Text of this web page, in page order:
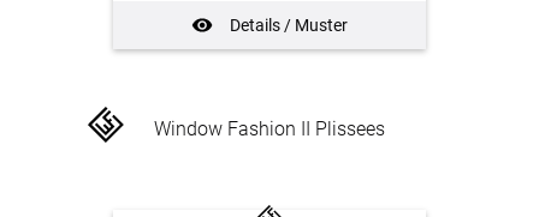
Details / Muster
Window Fashion II Plissees